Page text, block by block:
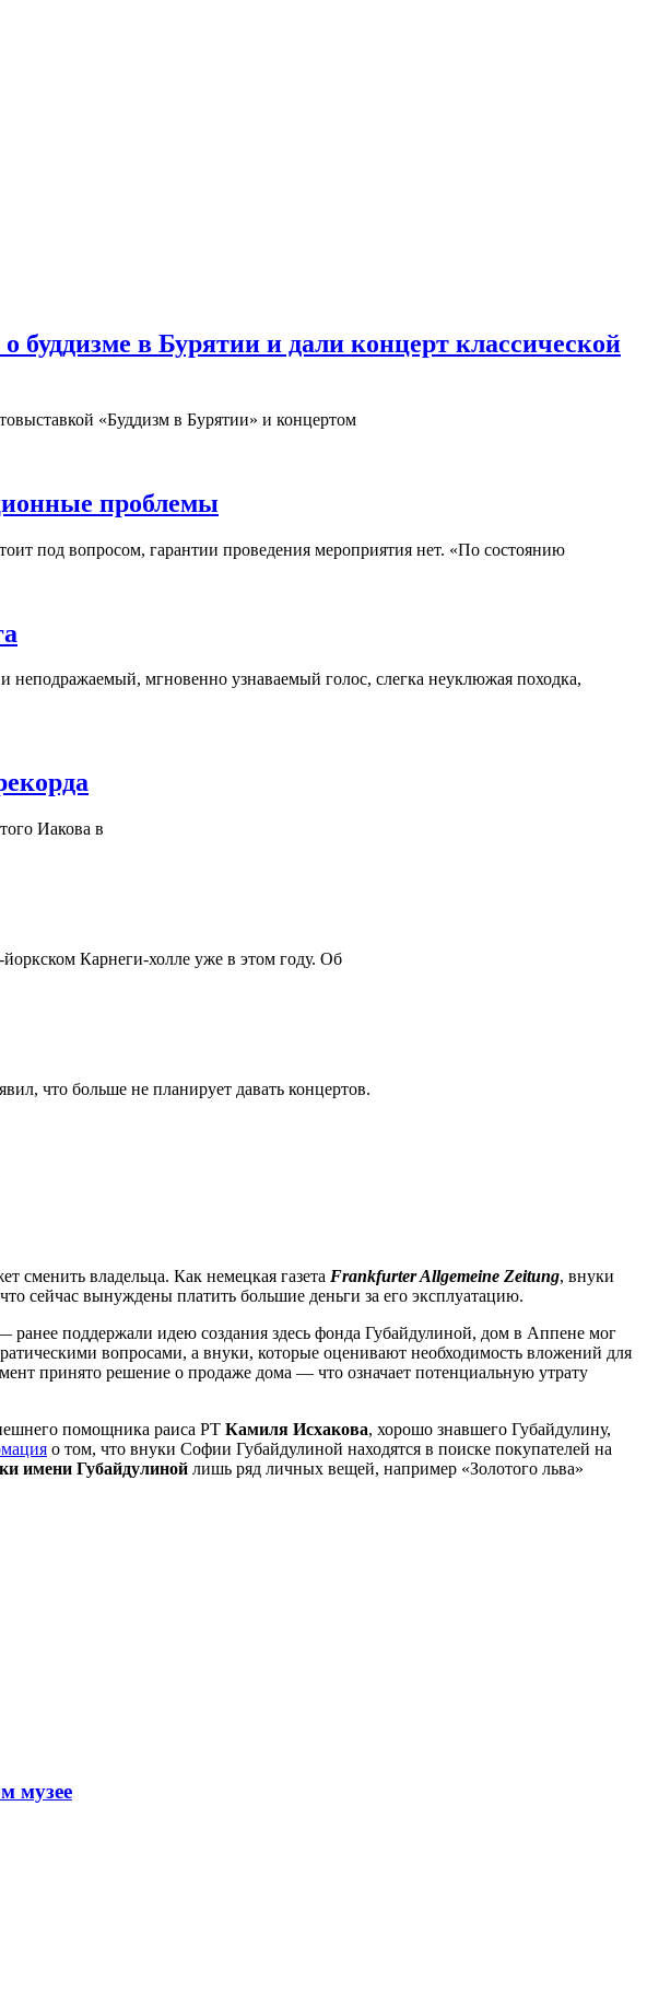
буддизме в Бурятии и дали концерт классической
«Буддизм в Бурятии» и концертом
проблемы
под вопросом, гарантии проведения мероприятия нет. «По состоянию
неподражаемый, мгновенно узнаваемый голос, слегка неуклюжая походка,
Иакова в
Карнеги-холле уже в этом году. Об
что больше не планирует давать концертов.
сменить владельца. Как немецкая газета Frankfurter Allgemeine Zeitung, внуки
сейчас вынуждены платить большие деньги за его эксплуатацию.
ранее поддержали идею создания здесь фонда Губайдулиной, дом в Аппене мог
вопросами, а внуки, которые оценивают необходимость вложений для
принято решение о продаже дома — что означает потенциальную утрату
помощника раиса РТ Камиля Исхакова, хорошо знавшего Губайдулину,
о том, что внуки Софии Губайдулиной находятся в поиске покупателей на
имени Губайдулиной лишь ряд личных вещей, например «Золотого льва»
музее